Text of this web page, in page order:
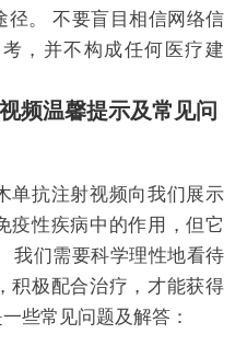
径。 不要盲目相信网络信
，并不构成任何医疗建
频温馨提示及常见问
单抗注射视频向我们展示
疫性疾病中的作用，但它
我们需要科学理性地看待
积极配合治疗，才能获得
些常见问题及解答：